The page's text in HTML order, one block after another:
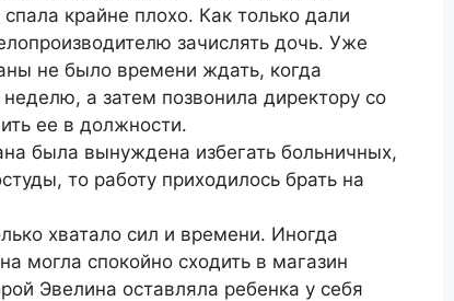
крайне плохо. Как только дали
зачислять дочь. Уже
не было времени ждать, когда
а затем позвонила директору со
ее в должности.
была вынуждена избегать больничных,
то работу приходилось брать на
хватало сил и времени. Иногда
могла спокойно сходить в магазин
Эвелина оставляла ребенка у себя